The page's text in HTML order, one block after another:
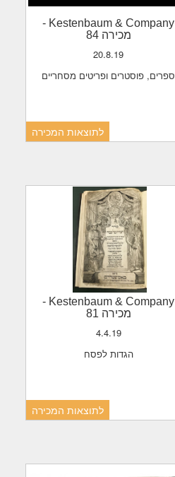
Kestenbaum & Company
-
מכירה 84
20.8.19
ספרים, פוסטרים ופריטים מסחריים
לתוצאות המכירה
Kestenbaum & Company
-
מכירה 81
4.4.19
הגדות לפסח
לתוצאות המכירה